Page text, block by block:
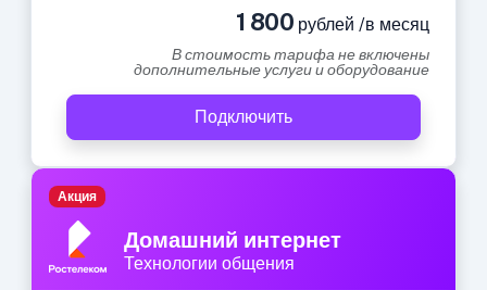
1 800 рублей /в месяц
В стоимость тарифа не включены
дополнительные услуги и оборудование
Подключить
Домашний интернет
Технологии общения
Акция